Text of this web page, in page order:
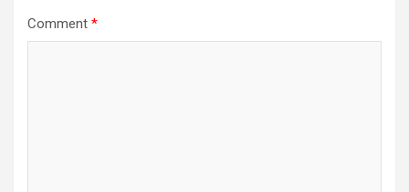
Comment *